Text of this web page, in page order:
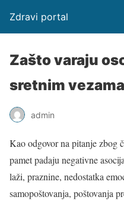
Zdravi portal
Zašto varaju
sretnim
admin
Kao odgovor na pitanje zbog
pamet padaju negativne
laži, praznine, nedostatka
samopoštovanja, poštovanja